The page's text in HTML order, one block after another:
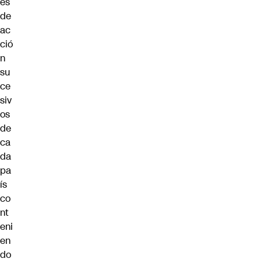
de
ac
ció
n
su
ce
siv
os
de
ca
da
pa
ís
co
nt
eni
en
do